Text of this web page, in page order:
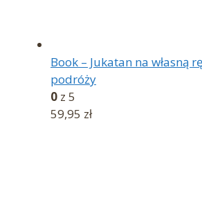
Book – Jukatan na własną
podróży
0 z 5
59,95 zł